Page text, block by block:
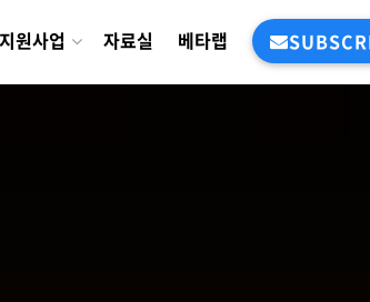
원사업 자료실 베타랩